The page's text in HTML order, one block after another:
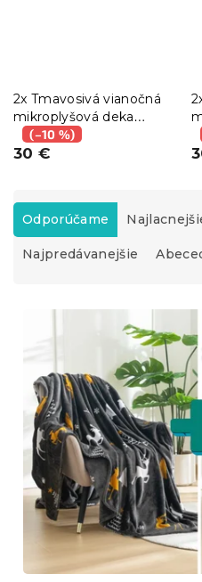
2x Tmavosivá vianočná
mikroplyšová deka
WHITE TREES 150x200
cm
(–10 %)
30 €
R
a
d
e
u
o
Odporúčame
Najpredávanejšie
p
o
u